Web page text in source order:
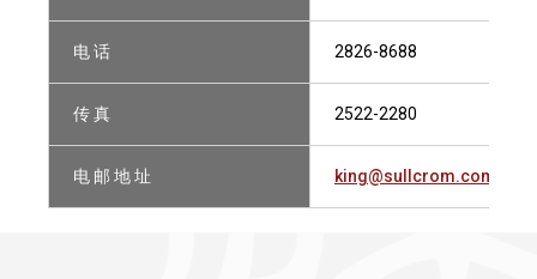
电 话 2826-8688
传 真 2522-2280
电 邮 地 址 king@sullcrom.com